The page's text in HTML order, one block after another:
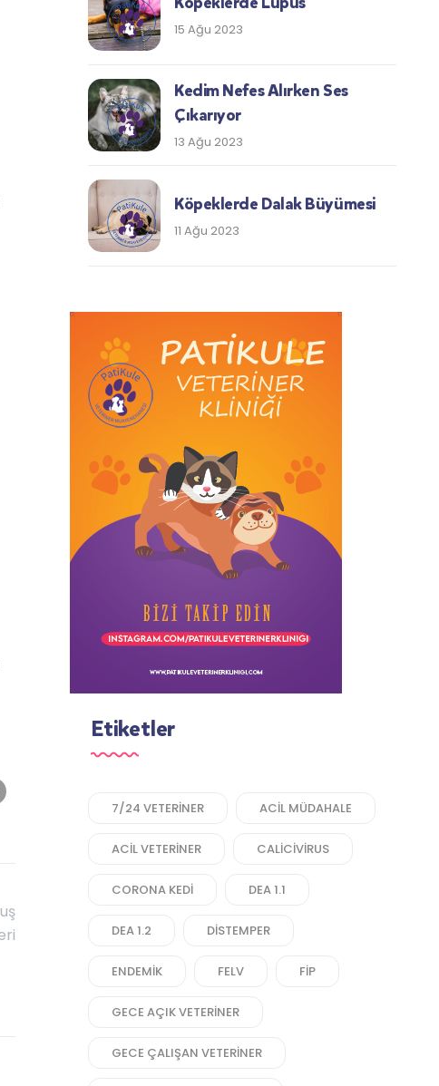
15 Ağu 2023
Kedim Nefes Alırken Ses
Çıkarıyor
13 Ağu 2023
Köpeklerde Dalak Büyümesi
11 Ağu 2023
Etiketler
7/24 VETERINER ACIL MÜDAHALE
ACIL VETERINER CALICIVIRUS
CORONA KEDI DEA 1.1
DEA 1.2 DISTEMPER
ENDEMIK FELV FIP
GECE AÇIK VETERINER
GECE ÇALIŞAN VETERINER